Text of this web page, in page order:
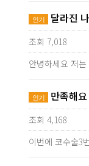
인기 달라진
조회 7,018
안녕하세요 저
인기 만족해요
조회 4,168
이번에 코수술3